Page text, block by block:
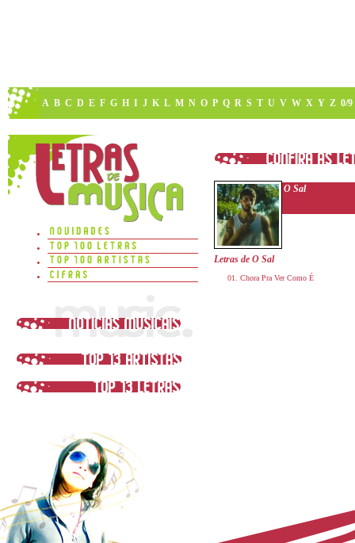
A B C D E F G H I J K L M N O P Q R S T U V W X Y Z 0/9
O Sal
Letras de O Sal
Chora Pra Ver Como É